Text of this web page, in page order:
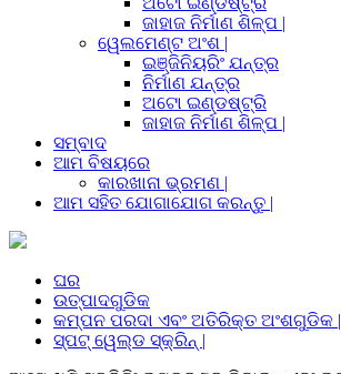
ଜାହାଜ ନିର୍ମାଣ ଶିଳ୍ପ |
ୱେଲମେଣ୍ଟ ଅଂଶ |
ଇଞ୍ଜିନିୟରିଂ ଯନ୍ତ୍ର
ନିର୍ମାଣ ଯନ୍ତ୍ର
ଅଟୋ ଇଣ୍ଡଷ୍ଟ୍ରି
ଜାହାଜ ନିର୍ମାଣ ଶିଳ୍ପ |
ସମ୍ବାଦ
ଆମ ବିଷୟରେ
କାରଖାନା ଭ୍ରମଣ |
ଆମ ସହିତ ଯୋଗାଯୋଗ କରନ୍ତୁ |
ଘର
ଉତ୍ପାଦଗୁଡିକ
କମ୍ପନ ପରଦା ଏବଂ ଅତିରିକ୍ତ ଅଂଶଗୁଡିକ |
ସ୍ପଟ୍ ୱେଲ୍ଡ ସ୍କ୍ରିନ୍ |